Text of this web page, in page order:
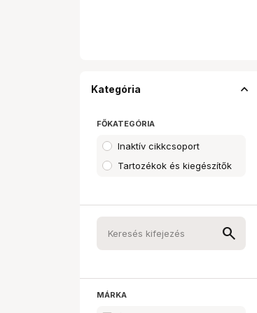
Kategória expand_less
FŐKATEGÓRIA
Inaktív cikkcsoport
Tartozékok és kiegészítők
MÁRKA